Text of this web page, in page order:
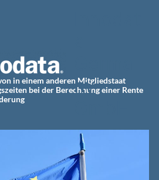
ny
in einem anderen Mitgliedstaat
bei der Berechnung einer Rente